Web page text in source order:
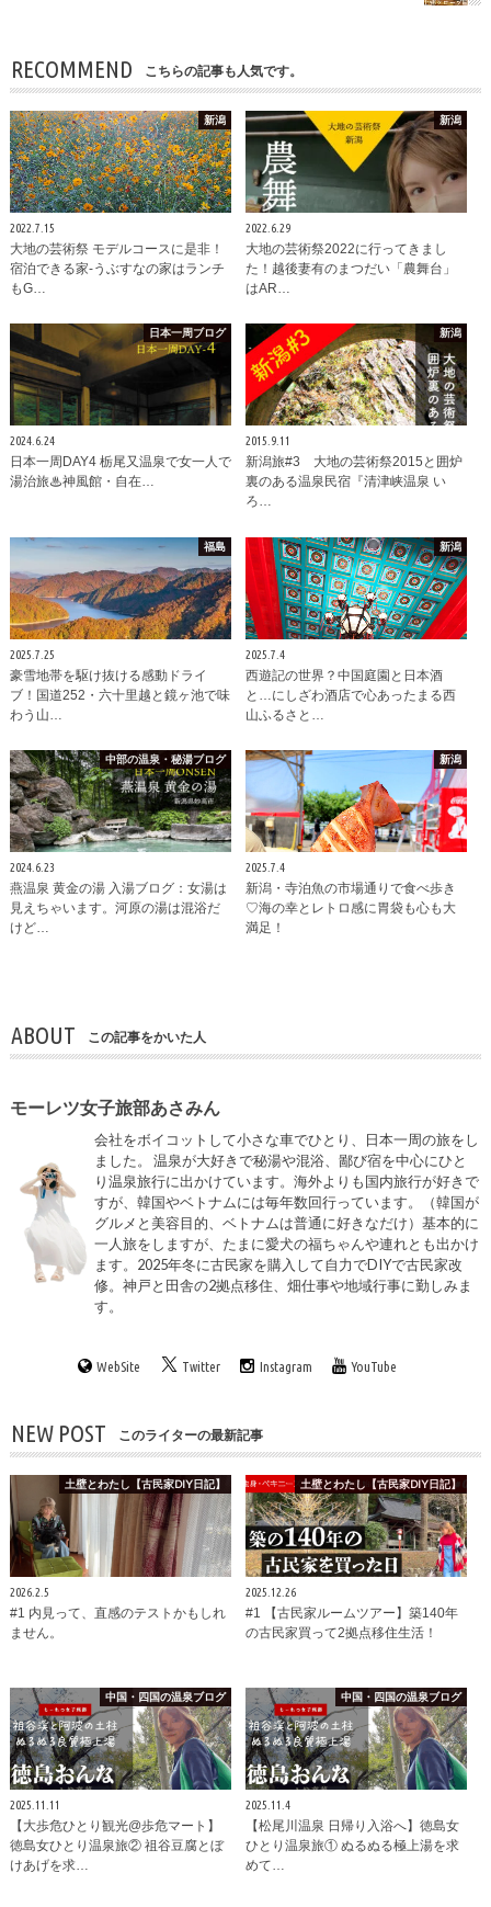
RECOMMEND こちらの記事も人気です。
新潟
2022.7.15
大地の芸術祭 モデルコースに是非！
宿泊できる家-うぶすなの家はランチ
もG…
新潟
2022.6.29
大地の芸術祭2022に行ってきまし
た！越後妻有のまつだい「農舞台」
はAR…
日本一周ブログ
2024.6.24
日本一周DAY4 栃尾又温泉で女一人で
湯治旅♨神風館・自在…
新潟
2015.9.11
新潟旅#3 大地の芸術祭2015と囲炉
裏のある温泉民宿『清津峡温泉 い
ろ…
福島
2025.7.25
豪雪地帯を駆け抜ける感動ドライ
ブ！国道252・六十里越と鏡ヶ池で味
わう山…
新潟
2025.7.4
西遊記の世界？中国庭園と日本酒
と…にしざわ酒店で心あったまる西
山ふるさと…
中部の温泉・秘湯ブログ
2024.6.23
燕温泉 黄金の湯 入湯ブログ：女湯は
見えちゃいます。河原の湯は混浴だ
けど…
新潟
2025.7.4
新潟・寺泊魚の市場通りで食べ歩き
♡海の幸とレトロ感に胃袋も心も大
満足！
ABOUT この記事をかいた人
モーレツ女子旅部あさみん
会社をボイコットして小さな車でひとり、日本一周の旅をし
ました。 温泉が大好きで秘湯や混浴、鄙び宿を中心にひと
り温泉旅行に出かけています。海外よりも国内旅行が好きで
すが、韓国やベトナムには毎年数回行っています。（韓国が
グルメと美容目的、ベトナムは普通に好きなだけ）基本的に
一人旅をしますが、たまに愛犬の福ちゃんや連れとも出かけ
ます。2025年冬に古民家を購入して自力でDIYで古民家改
修。神戸と田舎の2拠点移住、畑仕事や地域行事に勤しみま
す。
WebSite Twitter Instagram YouTube
NEW POST このライターの最新記事
土壁とわたし【古民家DIY日記】
2026.2.5
#1 内見って、直感のテストかもしれ
ません。
土壁とわたし【古民家DIY日記】
2025.12.26
#1 【古民家ルームツアー】築140年
の古民家買って2拠点移住生活！
中国・四国の温泉ブログ
2025.11.11
【大歩危ひとり観光@歩危マート】
徳島女ひとり温泉旅② 祖谷豆腐とぼ
けあげを求…
中国・四国の温泉ブログ
2025.11.4
【松尾川温泉 日帰り入浴へ】徳島女
ひとり温泉旅① ぬるぬる極上湯を求
めて…